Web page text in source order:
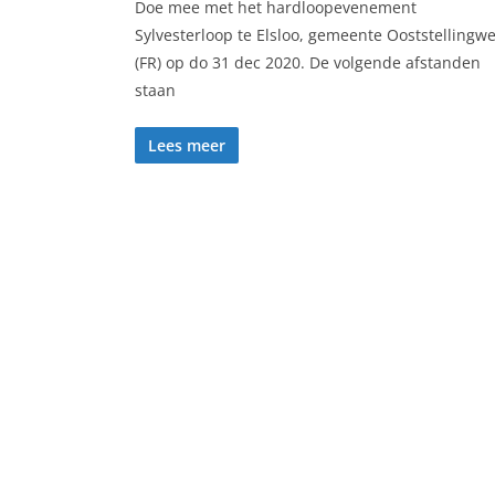
Doe mee met het hardloopevenement
Sylvesterloop te Elsloo, gemeente
(FR) op do 31 dec 2020. De volgende afstanden
staan
Lees meer